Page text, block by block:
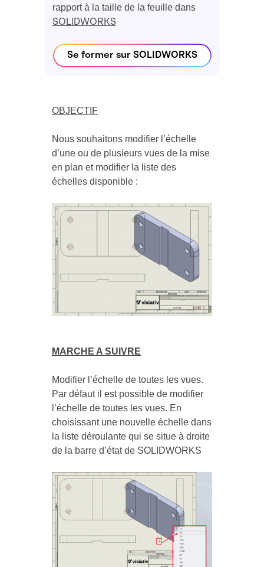
rapport à la taille de la feuille dans
SOLIDWORKS
Se former sur SOLIDWORKS
OBJECTIF
Nous souhaitons modifier l’échelle
d’une ou de plusieurs vues de la mise
en plan et modifier la liste des
échelles disponible :
MARCHE A SUIVRE
Modifier l’échelle de toutes les vues.
Par défaut il est possible de modifier
l’échelle de toutes les vues. En
choisissant une nouvelle échelle dans
la liste déroulante qui se situe à droite
de la barre d’état de SOLIDWORKS